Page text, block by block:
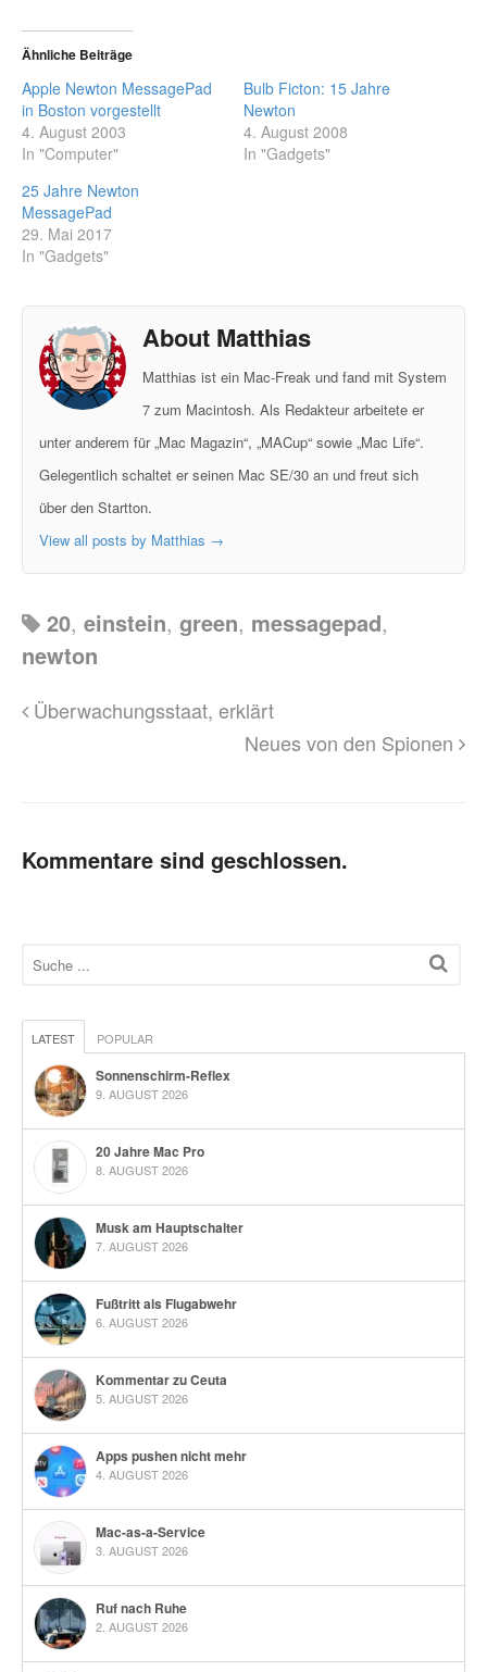
Ähnliche Beiträge
Apple Newton MessagePad
in Boston vorgestellt
4. August 2003
In "Computer"
Bulb Ficton: 15 Jahre
Newton
4. August 2008
In "Gadgets"
25 Jahre Newton
MessagePad
29. Mai 2017
In "Gadgets"
About Matthias
Matthias ist ein Mac-Freak und fand mit System
7 zum Macintosh. Als Redakteur arbeitete er
unter anderem für „Mac Magazin“, „MACup“ sowie „Mac Life“.
Gelegentlich schaltet er seinen Mac SE/30 an und freut sich
über den Startton.
View all posts by Matthias →
20, einstein, green, messagepad,
newton
Überwachungsstaat, erklärt
Neues von den Spionen
Kommentare sind geschlossen.
LATEST POPULAR
Sonnenschirm-Reflex
9. AUGUST 2026
20 Jahre Mac Pro
8. AUGUST 2026
Musk am Hauptschalter
7. AUGUST 2026
Fußtritt als Flugabwehr
6. AUGUST 2026
Kommentar zu Ceuta
5. AUGUST 2026
Apps pushen nicht mehr
4. AUGUST 2026
Mac-as-a-Service
3. AUGUST 2026
Ruf nach Ruhe
2. AUGUST 2026